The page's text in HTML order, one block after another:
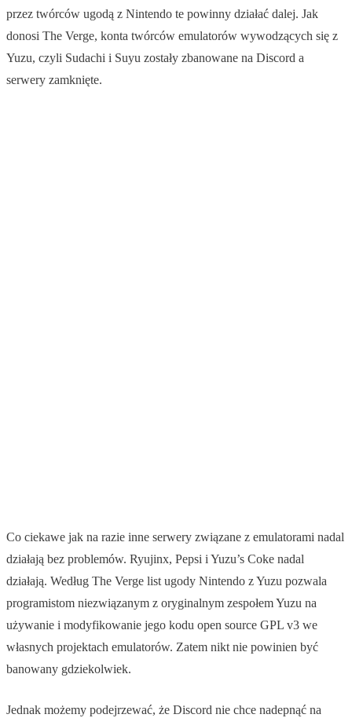
przez twórców ugodą z Nintendo te powinny działać dalej. Jak
donosi The Verge, konta twórców emulatorów wywodzących się z
Yuzu, czyli Sudachi i Suyu zostały zbanowane na Discord a
serwery zamknięte.
Co ciekawe jak na razie inne serwery związane z emulatorami nadal
działają bez problemów. Ryujinx, Pepsi i Yuzu’s Coke nadal
działają. Według The Verge list ugody Nintendo z Yuzu pozwala
programistom niezwiązanym z oryginalnym zespołem Yuzu na
używanie i modyfikowanie jego kodu open source GPL v3 we
własnych projektach emulatorów. Zatem nikt nie powinien być
banowany gdziekolwiek.
Jednak możemy podejrzewać, że Discord nie chce nadepnąć na